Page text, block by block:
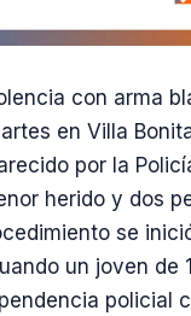
con arma
en Villa
por la
herido y dos
se
un joven de
policial